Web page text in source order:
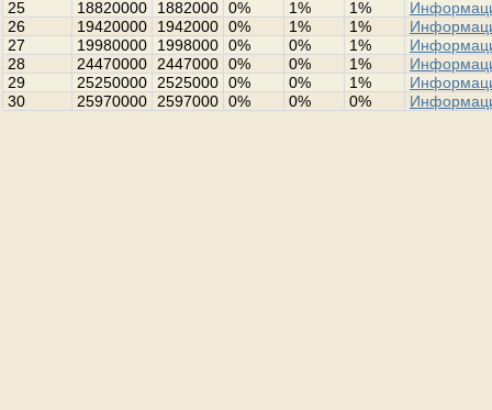
25
18820000 1882000 0% 1% 1%
26
19420000 1942000 0% 1% 1%
27
19980000 1998000 0% 0% 1%
28
24470000 2447000 0% 0% 1%
29
25250000 2525000 0% 0% 1%
30
25970000 2597000 0% 0% 0%